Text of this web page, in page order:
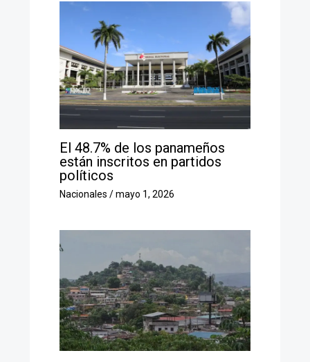
El 48.7% de los panameños
están inscritos en partidos
políticos
Nacionales /mayo 1, 2026